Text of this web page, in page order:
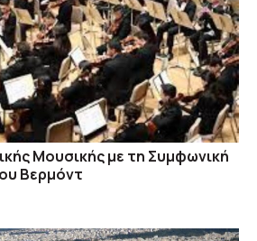
Μουσικής με τη Συμφωνική
Βερμόντ